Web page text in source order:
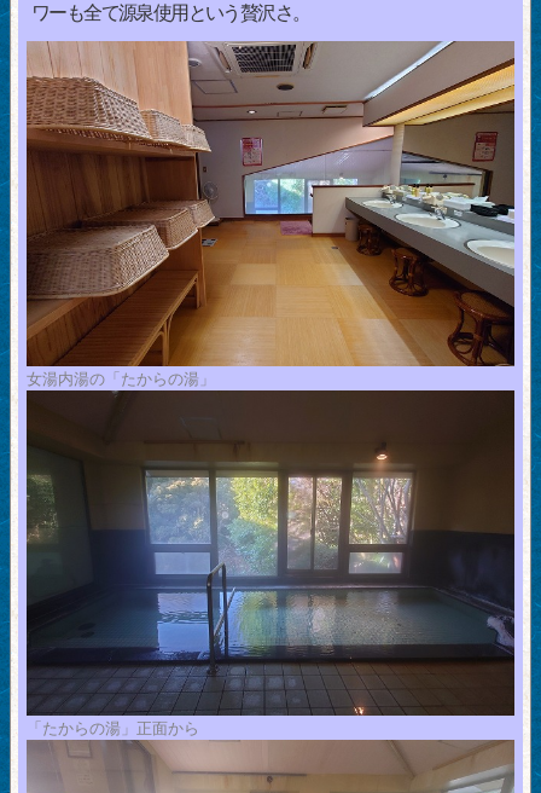
ワーも全て源泉使用という贅沢さ。
女湯内湯の「たからの湯」
「たからの湯」正面から